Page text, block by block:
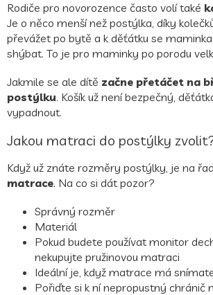
Rodiče pro novorozence často volí také
Je o něco menší než postýlka, díky
převážet po bytě a k děťátku se
shýbat. To je pro maminky po porodu
Jakmile se ale dítě začne přetáčet na
postýlku. Košík už není bezpečný,
vypadnout.
Jakou matraci do postýlky
Když už znáte rozměry postýlky, je na
matrace. Na co si dát pozor?
Správný rozměr
Materiál
Pokud budete používat monitor
nekupujte pružinovou matraci
Ideální je, když matrace má
Pořiďte si k ní nepropustný chránič